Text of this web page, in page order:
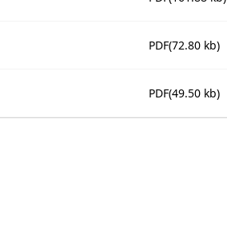
PDF(72.80 kb)
PDF(49.50 kb)